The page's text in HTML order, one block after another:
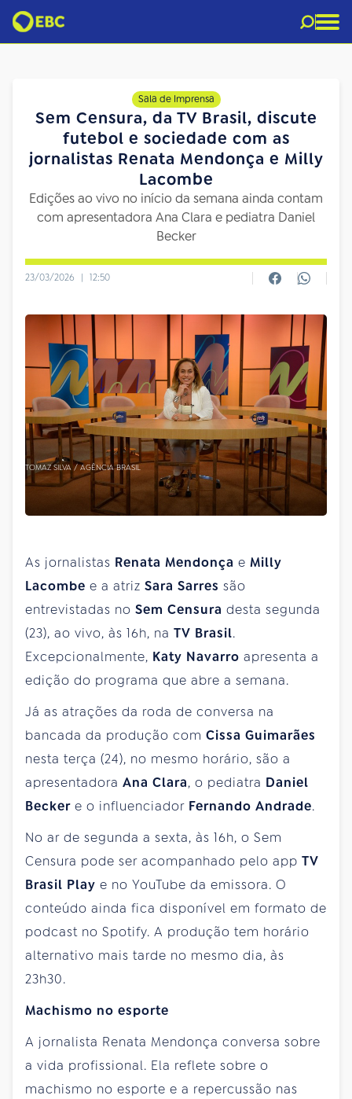
Sala de Imprensa
Sem Censura, da TV Brasil, discute
futebol e sociedade com as
jornalistas Renata Mendonça e Milly
Lacombe
Edições ao vivo no início da semana ainda contam
com apresentadora Ana Clara e pediatra Daniel
Becker
23/03/2026 | 12:50
TOMAZ SILVA / AGÊNCIA BRASIL
As jornalistas Renata Mendonça e Milly
Lacombe e a atriz Sara Sarres são
entrevistadas no Sem Censura desta segunda
(23), ao vivo, às 16h, na TV Brasil.
Excepcionalmente, Katy Navarro apresenta a
edição do programa que abre a semana.
Já as atrações da roda de conversa na
bancada da produção com Cissa Guimarães
nesta terça (24), no mesmo horário, são a
apresentadora Ana Clara, o pediatra Daniel
Becker e o influenciador Fernando Andrade.
No ar de segunda a sexta, às 16h, o Sem
Censura pode ser acompanhado pelo app TV
Brasil Play e no YouTube da emissora. O
conteúdo ainda fica disponível em formato de
podcast no Spotify. A produção tem horário
alternativo mais tarde no mesmo dia, às
23h30.
Machismo no esporte
A jornalista Renata Mendonça conversa sobre
a vida profissional. Ela reflete sobre o
machismo no esporte e a repercussão nas